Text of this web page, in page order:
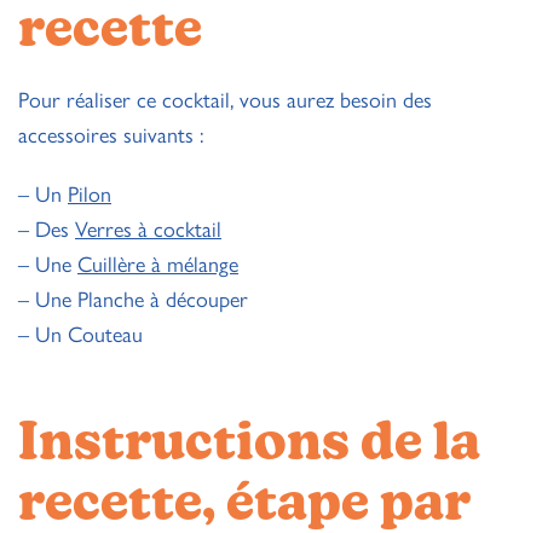
recette
Pour réaliser ce cocktail, vous aurez besoin des
accessoires suivants :
– Un Pilon
– Des Verres à cocktail
– Une Cuillère à mélange
– Une Planche à découper
– Un Couteau
Instructions de la
recette, étape par